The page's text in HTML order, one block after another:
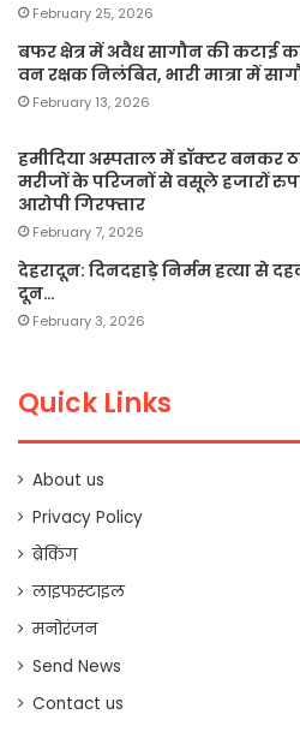
February 25, 2026
बफर क्षेत्र में अवैध सागौन की कटाई
वन रक्षक निलंबित, भारी मात्रा में
February 13, 2026
हमीदिया अस्पताल में डॉक्टर बनकर
मरीजों के परिजनों से वसूले हजारों
आरोपी गिरफ्तार
February 7, 2026
देहरादून: दिनदहाड़े निर्मम हत्या से
दून…
February 3, 2026
Quick Links
About us
Privacy Policy
ब्रेकिंग
लाइफस्टाइल
मनोरंजन
Send News
Contact us